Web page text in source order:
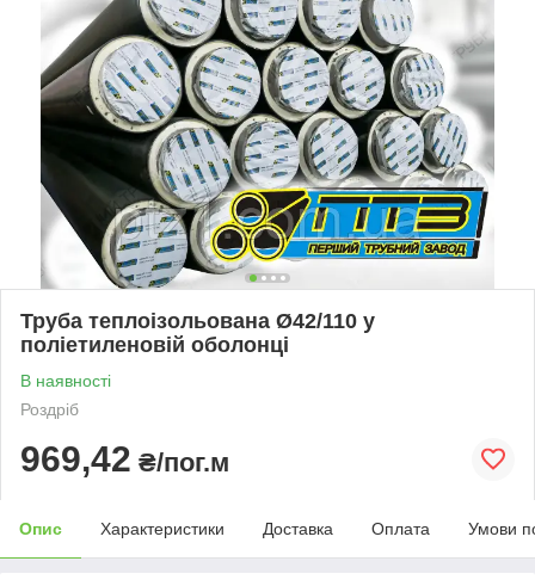
Труба теплоізольована Ø42/110 у
поліетиленовій оболонці
В наявності
Роздріб
969,42 ₴/пог.м
Опис Характеристики Доставка Оплата Умови